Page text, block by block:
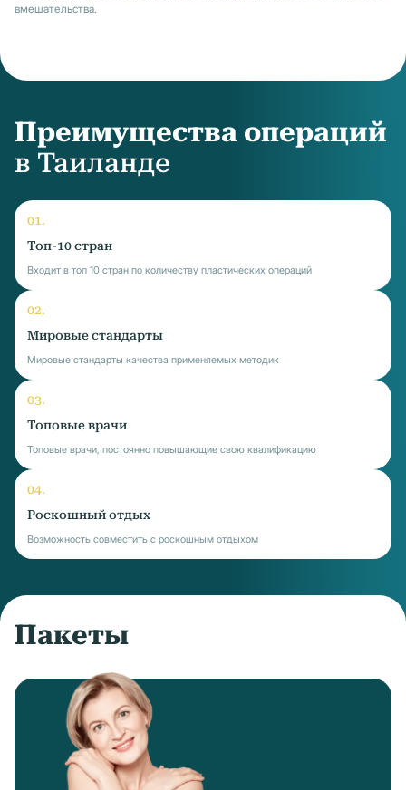
вмешательства.
Преимущества операций
в Таиланде
Топ-10 стран
Входит в топ 10 стран по количеству пластических операций
Мировые стандарты
Мировые стандарты качества применяемых методик
Топовые врачи
Топовые врачи, постоянно повышающие свою квалификацию
Роскошный отдых
Возможность совместить с роскошным отдыхом
Пакеты